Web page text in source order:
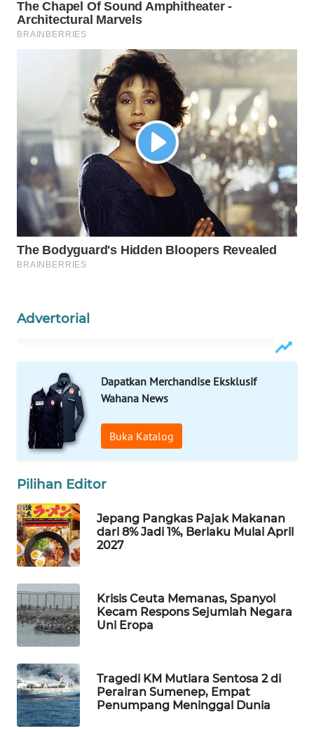
Advertorial
Dapatkan Merchandise Eksklusif
Wahana News
Buka Katalog
Pilihan Editor
Jepang Pangkas Pajak Makanan
dari 8% Jadi 1%, Berlaku Mulai April
2027
Krisis Ceuta Memanas, Spanyol
Kecam Respons Sejumlah Negara
Uni Eropa
Tragedi KM Mutiara Sentosa 2 di
Perairan Sumenep, Empat
Penumpang Meninggal Dunia
WAHANA
INFRASTRUKTUR
WAHANA
LISTRIK
WAHANA
TRAVEL
WAHANA
TV
WAHANANEWS
NET
WAHANA
SPORT
WAHANA
UMKM
WAHANA
SELEB
WAHANA
PERSONA
WAHANA
OTOMOTIF
WAHANA
HEALTH